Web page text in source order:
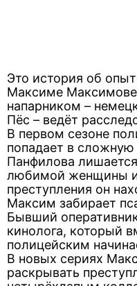
Это история об
Максиме
напарником –
Пёс – ведёт
В первом сезоне
попадает в
Панфилова
любимой женщины и
преступления он
Максим забирает
Бывший
кинолога, который
полицейским
В новых сериях
раскрывать